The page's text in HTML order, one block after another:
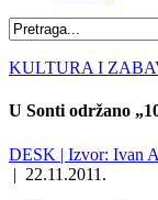
KULTURA I
U Sonti održano
DESK | Izvor: Ivan
| 22.11.2011.